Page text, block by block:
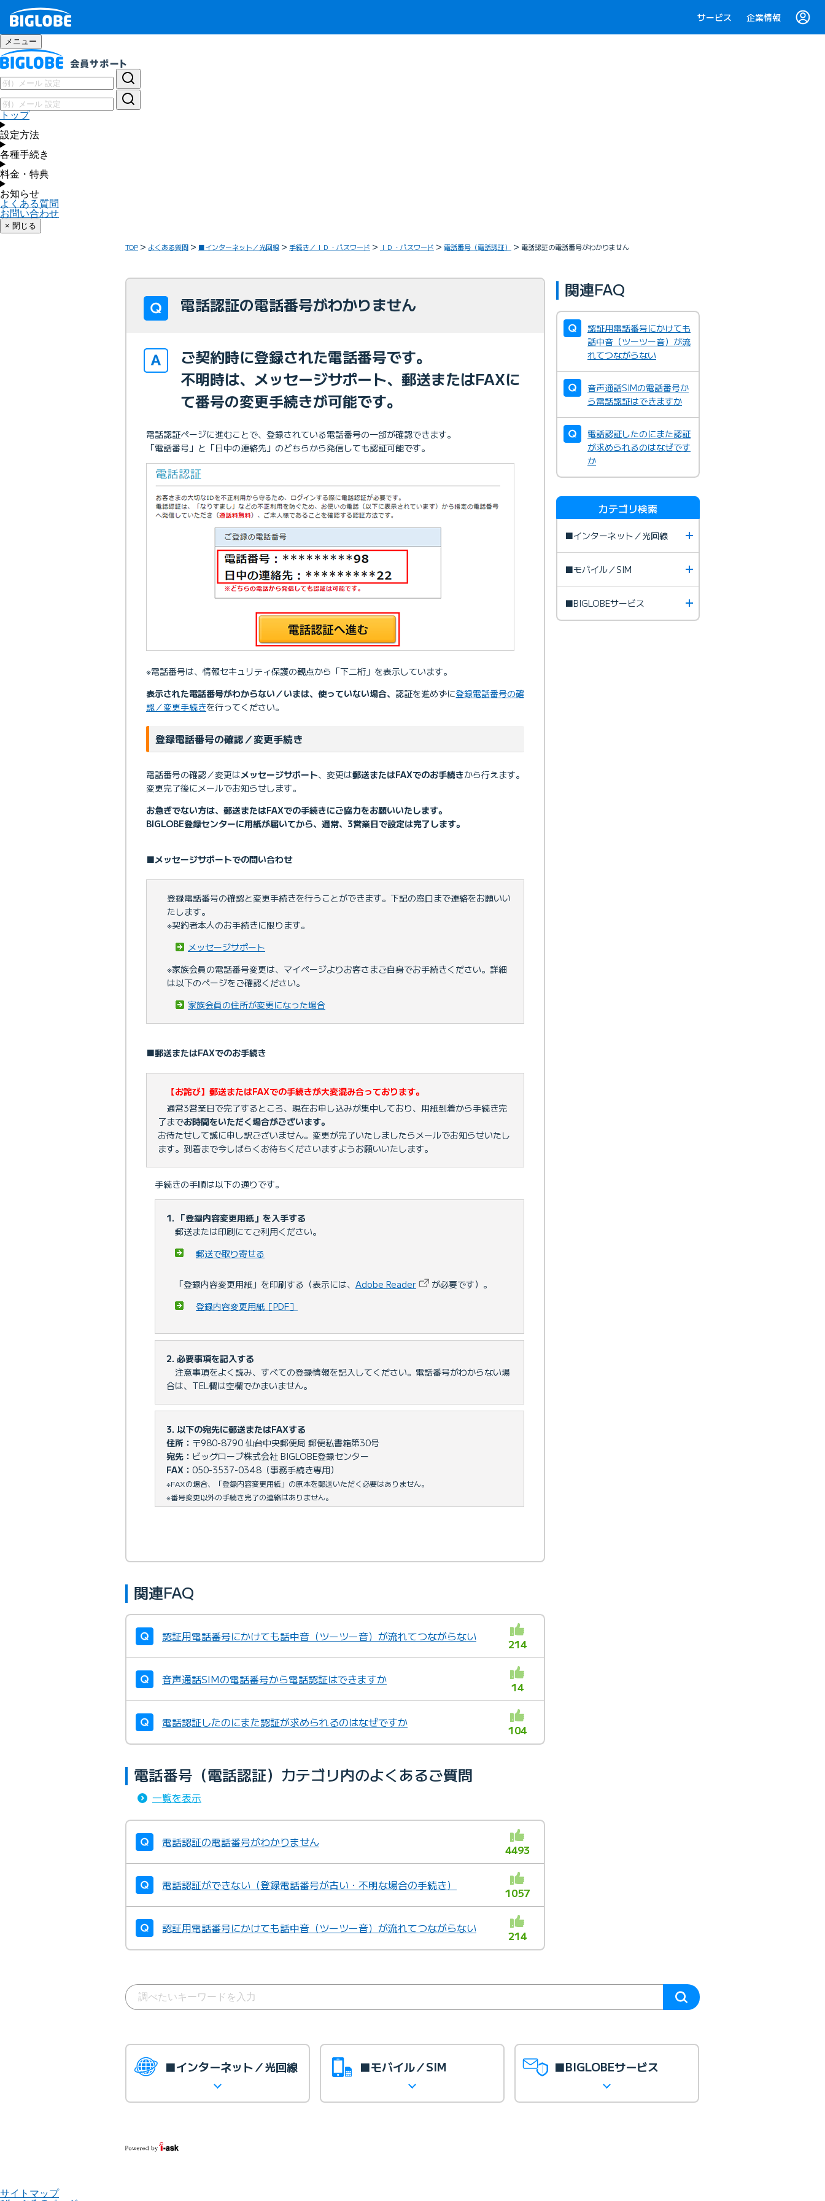
サービス 企業情報
メニュー
トップ
設定方法
各種手続き
料金・特典
お知らせ
よくある質問
お問い合わせ
× 閉じる
TOP よくある質問 ■インターネット／光回線 手続き／ＩＤ・パスワード ＩＤ・パスワード 電話番号（電話認証） 電話認証の電話番号がわかりません
電話認証の電話番号がわかりません
ご契約時に登録された電話番号です。
不明時は、メッセージサポート、郵送またはFAXに
て番号の変更手続きが可能です。
電話認証ページに進むことで、登録されている電話番号の一部が確認できます。
「電話番号」と「日中の連絡先」のどちらから発信しても認証可能です。
※電話番号は、情報セキュリティ保護の観点から「下二桁」を表示しています。
表示された電話番号がわからない／いまは、使っていない場合、 認証を進めずに登録電話番号の確
認／変更手続きを行ってください。
登録電話番号の確認／変更手続き
電話番号の確認／変更はメッセージサポート、変更は郵送またはFAXでのお手続きから行えます。
変更完了後にメールでお知らせします。
お急ぎでない方は、郵送またはFAXでの手続きにご協力をお願いいたします。
BIGLOBE登録センターに用紙が届いてから、通常、3営業日で設定は完了します。
■メッセージサポートでの問い合わせ
登録電話番号の確認と変更手続きを行うことができます。下記の窓口まで連絡をお願いい
たします。
※契約者本人のお手続きに限ります。
メッセージサポート
※家族会員の電話番号変更は、マイページよりお客さまご自身でお手続きください。詳細
は以下のページをご確認ください。
家族会員の住所が変更になった場合
■郵送またはFAXでのお手続き
【お詫び】郵送またはFAXでの手続きが大変混み合っております。
通常3営業日で完了するところ、現在お申し込みが集中しており、用紙到着から手続き完
了までお時間をいただく場合がございます。
お待たせして誠に申し訳ございません。変更が完了いたしましたらメールでお知らせいたし
ます。到着まで今しばらくお待ちくださいますようお願いいたします。
手続きの手順は以下の通りです。
1. 「登録内容変更用紙」を入手する
郵送または印刷にてご利用ください。
郵送で取り寄せる
「登録内容変更用紙」を印刷する（表示には、 Adobe Reader
が必要です）。
登録内容変更用紙［PDF］
2. 必要事項を記入する
注意事項をよく読み、すべての登録情報を記入してください。電話番号がわからない場
合は、TEL欄は空欄でかまいません。
3. 以下の宛先に郵送またはFAXする
住所： 〒980-8790 仙台中央郵便局 郵便私書箱第30号
宛先： ビッグローブ株式会社 BIGLOBE登録センター
FAX： 050-3537-0348（事務手続き専用）
※FAXの場合、「登録内容変更用紙」の原本を郵送いただく必要はありません。
※番号変更以外の手続き完了の連絡はありません。
関連FAQ
認証用電話番号にかけても話中音（ツーツー音）が流れてつながらない
214
音声通話SIMの電話番号から電話認証はできますか
14
電話認証したのにまた認証が求められるのはなぜですか
104
電話番号（電話認証）カテゴリ内のよくあるご質問
一覧を表示
電話認証の電話番号がわかりません
4493
電話認証ができない（登録電話番号が古い・不明な場合の手続き）
1057
認証用電話番号にかけても話中音（ツーツー音）が流れてつながらない
214
関連FAQ
認証用電話番号にかけても
話中音（ツーツー音）が流
れてつながらない
音声通話SIMの電話番号か
ら電話認証はできますか
電話認証したのにまた認証
が求められるのはなぜです
か
カテゴリ検索
■インターネット／光回線
■モバイル／SIM
■BIGLOBEサービス
■インターネット／光回線 ■モバイル／SIM ■BIGLOBEサービス
サイトマップ